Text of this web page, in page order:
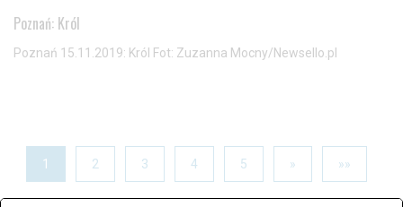
Poznań: Król
Poznań 15.11.2019: Król Fot: Zuzanna Mocny/Newsello.pl
1 2 3 4 5 » »»